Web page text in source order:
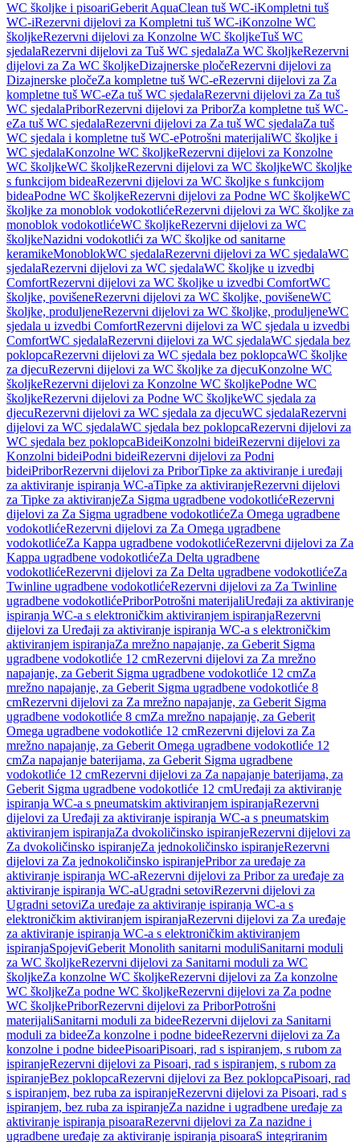
WC školjke i pisoariGeberit AquaClean tuš WC-iKompletni tuš
WC-iRezervni dijelovi za Kompletni tuš WC-iKonzolne WC
školjkeRezervni dijelovi za Konzolne WC školjkeTuš WC
sjedalaRezervni dijelovi za Tuš WC sjedalaZa WC školjkeRezervni
dijelovi za Za WC školjkeDizajnerske pločeRezervni dijelovi za
Dizajnerske pločeZa kompletne tuš WC-eRezervni dijelovi za Za
kompletne tuš WC-eZa tuš WC sjedalaRezervni dijelovi za Za tuš
WC sjedalaPriborRezervni dijelovi za PriborZa kompletne tuš WC-
eZa tuš WC sjedalaRezervni dijelovi za Za tuš WC sjedalaZa tuš
WC sjedala i kompletne tuš WC-ePotrošni materijaliWC školjke i
WC sjedalaKonzolne WC školjkeRezervni dijelovi za Konzolne
WC školjkeWC školjkeRezervni dijelovi za WC školjkeWC školjke
s funkcijom bideaRezervni dijelovi za WC školjke s funkcijom
bideaPodne WC školjkeRezervni dijelovi za Podne WC školjkeWC
školjke za monoblok vodokotlićeRezervni dijelovi za WC školjke za
monoblok vodokotlićeWC školjkeRezervni dijelovi za WC
školjkeNazidni vodokotlići za WC školjke od sanitarne
keramikeMonoblokWC sjedalaRezervni dijelovi za WC sjedalaWC
sjedalaRezervni dijelovi za WC sjedalaWC školjke u izvedbi
ComfortRezervni dijelovi za WC školjke u izvedbi ComfortWC
školjke, povišeneRezervni dijelovi za WC školjke, povišeneWC
školjke, produljeneRezervni dijelovi za WC školjke, produljeneWC
sjedala u izvedbi ComfortRezervni dijelovi za WC sjedala u izvedbi
ComfortWC sjedalaRezervni dijelovi za WC sjedalaWC sjedala bez
poklopcaRezervni dijelovi za WC sjedala bez poklopcaWC školjke
za djecuRezervni dijelovi za WC školjke za djecuKonzolne WC
školjkeRezervni dijelovi za Konzolne WC školjkePodne WC
školjkeRezervni dijelovi za Podne WC školjkeWC sjedala za
djecuRezervni dijelovi za WC sjedala za djecuWC sjedalaRezervni
dijelovi za WC sjedalaWC sjedala bez poklopcaRezervni dijelovi za
WC sjedala bez poklopcaBideiKonzolni bideiRezervni dijelovi za
Konzolni bideiPodni bideiRezervni dijelovi za Podni
bideiPriborRezervni dijelovi za PriborTipke za aktiviranje i uređaji
za aktiviranje ispiranja WC-aTipke za aktiviranjeRezervni dijelovi
za Tipke za aktiviranjeZa Sigma ugradbene vodokotlićeRezervni
dijelovi za Za Sigma ugradbene vodokotlićeZa Omega ugradbene
vodokotlićeRezervni dijelovi za Za Omega ugradbene
vodokotlićeZa Kappa ugradbene vodokotlićeRezervni dijelovi za Za
Kappa ugradbene vodokotlićeZa Delta ugradbene
vodokotlićeRezervni dijelovi za Za Delta ugradbene vodokotlićeZa
Twinline ugradbene vodokotlićeRezervni dijelovi za Za Twinline
ugradbene vodokotlićePriborPotrošni materijaliUređaji za aktiviranje
ispiranja WC-a s elektroničkim aktiviranjem ispiranjaRezervni
dijelovi za Uređaji za aktiviranje ispiranja WC-a s elektroničkim
aktiviranjem ispiranjaZa mrežno napajanje, za Geberit Sigma
ugradbene vodokotliće 12 cmRezervni dijelovi za Za mrežno
napajanje, za Geberit Sigma ugradbene vodokotliće 12 cmZa
mrežno napajanje, za Geberit Sigma ugradbene vodokotliće 8
cmRezervni dijelovi za Za mrežno napajanje, za Geberit Sigma
ugradbene vodokotliće 8 cmZa mrežno napajanje, za Geberit
Omega ugradbene vodokotliće 12 cmRezervni dijelovi za Za
mrežno napajanje, za Geberit Omega ugradbene vodokotliće 12
cmZa napajanje baterijama, za Geberit Sigma ugradbene
vodokotliće 12 cmRezervni dijelovi za Za napajanje baterijama, za
Geberit Sigma ugradbene vodokotliće 12 cmUređaji za aktiviranje
ispiranja WC-a s pneumatskim aktiviranjem ispiranjaRezervni
dijelovi za Uređaji za aktiviranje ispiranja WC-a s pneumatskim
aktiviranjem ispiranjaZa dvokoličinsko ispiranjeRezervni dijelovi za
Za dvokoličinsko ispiranjeZa jednokoličinsko ispiranjeRezervni
dijelovi za Za jednokoličinsko ispiranjePribor za uređaje za
aktiviranje ispiranja WC-aRezervni dijelovi za Pribor za uređaje za
aktiviranje ispiranja WC-aUgradni setoviRezervni dijelovi za
Ugradni setoviZa uređaje za aktiviranje ispiranja WC-a s
elektroničkim aktiviranjem ispiranjaRezervni dijelovi za Za uređaje
za aktiviranje ispiranja WC-a s elektroničkim aktiviranjem
ispiranjaSpojeviGeberit Monolith sanitarni moduliSanitarni moduli
za WC školjkeRezervni dijelovi za Sanitarni moduli za WC
školjkeZa konzolne WC školjkeRezervni dijelovi za Za konzolne
WC školjkeZa podne WC školjkeRezervni dijelovi za Za podne
WC školjkePriborRezervni dijelovi za PriborPotrošni
materijaliSanitarni moduli za bideeRezervni dijelovi za Sanitarni
moduli za bideeZa konzolne i podne bideeRezervni dijelovi za Za
konzolne i podne bideePisoariPisoari, rad s ispiranjem, s rubom za
ispiranjeRezervni dijelovi za Pisoari, rad s ispiranjem, s rubom za
ispiranjeBez poklopcaRezervni dijelovi za Bez poklopcaPisoari, rad
s ispiranjem, bez ruba za ispiranjeRezervni dijelovi za Pisoari, rad s
ispiranjem, bez ruba za ispiranjeZa nazidne i ugradbene uređaje za
aktiviranje ispiranja pisoaraRezervni dijelovi za Za nazidne i
ugradbene uređaje za aktiviranje ispiranja pisoaraS integriranim